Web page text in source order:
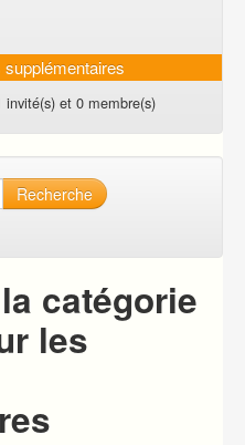
et 0 membre(s)
Recherche
catégorie
les